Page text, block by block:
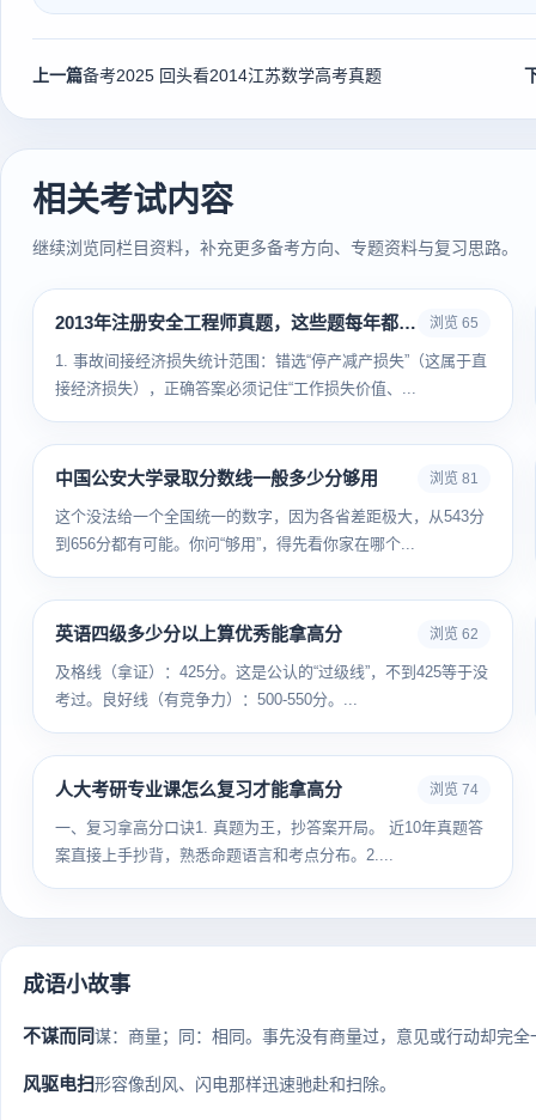
上一篇备考2025 回头看2014江苏数学高考真题
相关考试内容
继续浏览同栏目资料，补充更多备考方向、专题资料与复习思路。
2013年注册安全工程师真题，这些题每年都有人错 浏览 65
1. 事故间接经济损失统计范围：错选“停产减产损失”（这属于直
接经济损失），正确答案必须记住“工作损失价值、...
中国公安大学录取分数线一般多少分够用 浏览 81
这个没法给一个全国统一的数字，因为各省差距极大，从543分
到656分都有可能。你问“够用”，得先看你家在哪个...
英语四级多少分以上算优秀能拿高分 浏览 62
及格线（拿证）：425分。这是公认的“过级线”，不到425等于没
考过。良好线（有竞争力）：500-550分。...
人大考研专业课怎么复习才能拿高分 浏览 74
一、复习拿高分口诀1. 真题为王，抄答案开局。 近10年真题答
案直接上手抄背，熟悉命题语言和考点分布。2....
成语小故事
不谋而同谋：商量；同：相同。事先没有商量过，意见或行动却完全
风驱电扫形容像刮风、闪电那样迅速驰赴和扫除。